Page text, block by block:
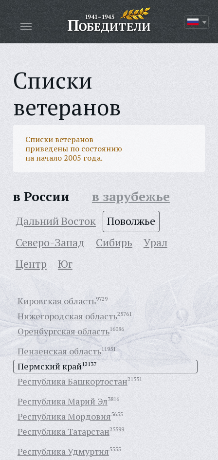
Списки
ветеранов
Списки ветеранов
приведены по состоянию
на начало 2005 года.
в России в зарубежье
Дальний Восток
Поволжье
Северо-Запад
Сибирь
Урал
Центр
Юг
Кировская область9729
Нижегородская область25761
Оренбургская область16086
Пензенская область11951
Пермский край12137
Республика Башкортостан21551
Республика Марий Эл3816
Республика Мордовия5655
Республика Татарстан25599
Республика Удмуртия5555